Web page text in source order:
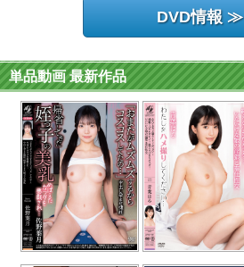
DVD情報 ≫
単品動画 最新作品